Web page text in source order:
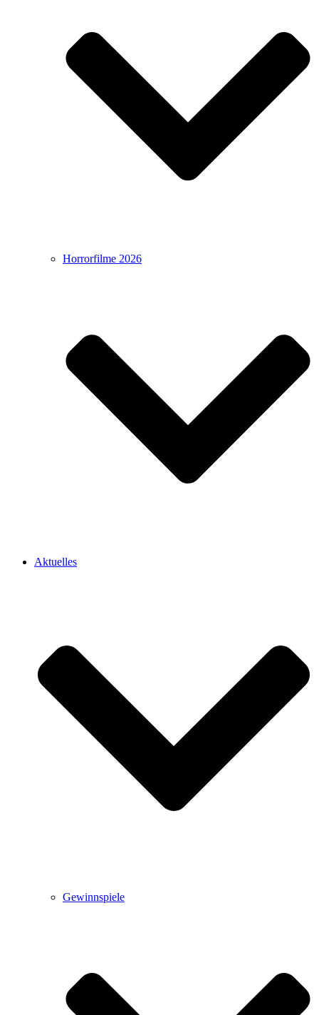
Horrorfilme 2026
Aktuelles
Gewinnspiele